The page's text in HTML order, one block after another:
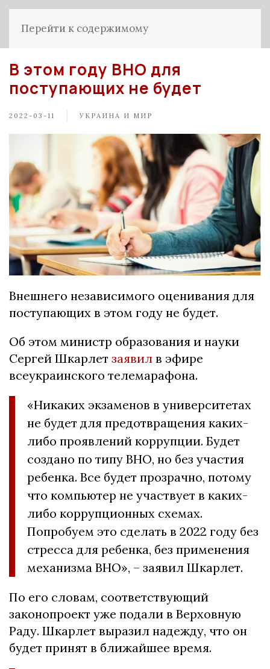
Перейти к содержимому
В этом году ВНО для
поступающих не будет
2022-03-11 УКРАИНА И МИР
Внешнего независимого оценивания для
поступающих в этом году не будет.
Об этом министр образования и науки
Сергей Шкарлет заявил в эфире
всеукраинского телемарафона.
«Никаких экзаменов в университетах
не будет для предотвращения каких-
либо проявлений коррупции. Будет
создано по типу ВНО, но без участия
ребенка. Все будет прозрачно, потому
что компьютер не участвует в каких-
либо коррупционных схемах.
Попробуем это сделать в 2022 году без
стресса для ребенка, без применения
механизма ВНО», – заявил Шкарлет.
По его словам, соответствующий
законопроект уже подали в Верховную
Раду. Шкарлет выразил надежду, что он
будет принят в ближайшее время.